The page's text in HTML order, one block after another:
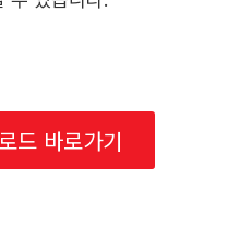
드 바로가기